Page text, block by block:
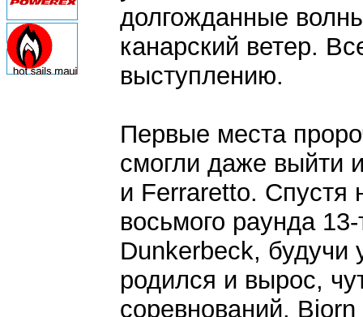
долгожданные
канарский ветер.
выступлению.
Первые места
смогли даже выйти
и Ferraretto. Спустя
восьмого раунда
Dunkerbeck, будучи
родился и вырос,
соревнований.